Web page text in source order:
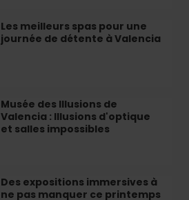
Les meilleurs spas pour une
journée de détente à Valencia
Musée des Illusions de
Valencia : Illusions d'optique
et salles impossibles
Des expositions immersives à
ne pas manquer ce printemps